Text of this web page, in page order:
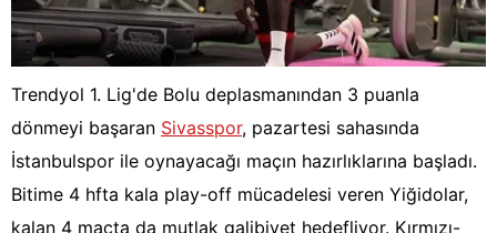
Trendyol 1. Lig'de Bolu deplasmanından 3 puanla
dönmeyi başaran Sivasspor, pazartesi sahasında
İstanbulspor ile oynayacağı maçın hazırlıklarına başladı.
Bitime 4 hfta kala play-off mücadelesi veren Yiğidolar,
kalan 4 maçta da mutlak galibiyet hedefliyor. Kırmızı-